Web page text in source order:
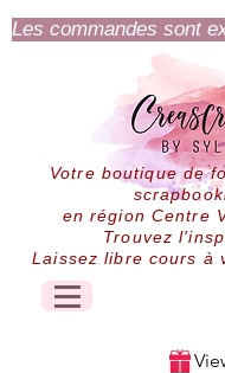
Les commandes sont
Votre boutique de
en région Centre
Trouvez
Laissez libre cours à